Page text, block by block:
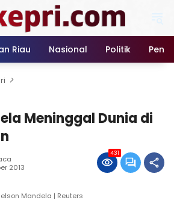
Riau Nasional Politik
Meninggal Dunia di
2013
431
Mandela | Reuters